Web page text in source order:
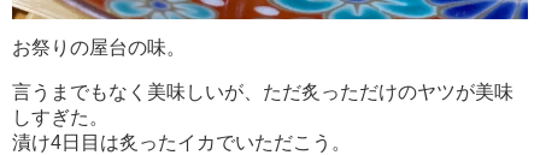
お祭りの屋台の味。
言うまでもなく美味しいが、ただ炙っただけのヤツが美味
しすぎた。
漬け4日目は炙ったイカでいただこう。